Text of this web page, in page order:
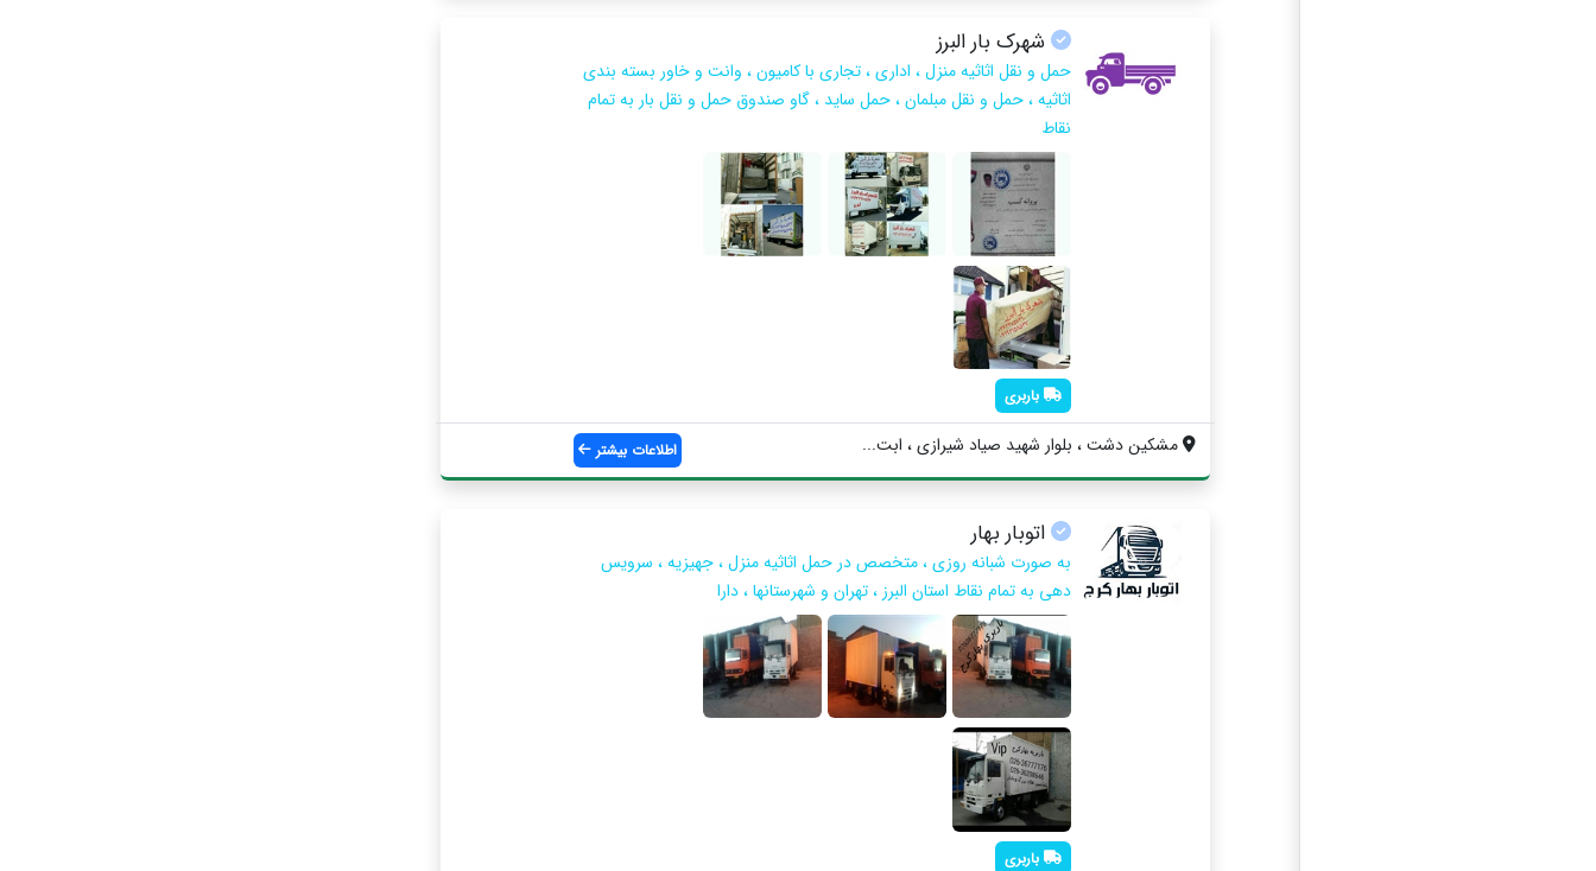
شهرک بار البرز
حمل و نقل اثاثیه منزل ، اداری ، تجاری با کامیون ، وانت و خاور بسته بندی
اثاثیه ، حمل و نقل مبلمان ، حمل ساید ، گاو صندوق حمل و نقل بار به تمام
نقاط
باربری
مشکین دشت ، بلوار شهید صیاد شیرازی ، ابت... اطلاعات بیشتر
اتوبار بهار
به صورت شبانه روزی ، متخصص در حمل اثاثیه منزل ، جهیزیه ، سرویس
دهی به تمام نقاط استان البرز ، تهران و شهرستانها ، دارا
باربری